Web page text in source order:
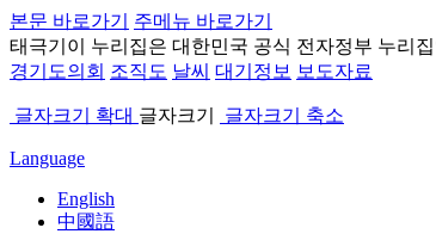
본문 바로가기
주메뉴 바로가기
태극기 이 누리집은 대한민국 공식 전자정부 누리
경기도의회 조직도 날씨 대기정보 보도자료
글자크기 확대 글자크기 글자크기 축소
Language
English
中國語